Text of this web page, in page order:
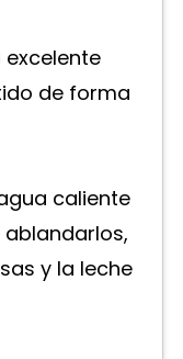
excelente
de forma
caliente
y la leche